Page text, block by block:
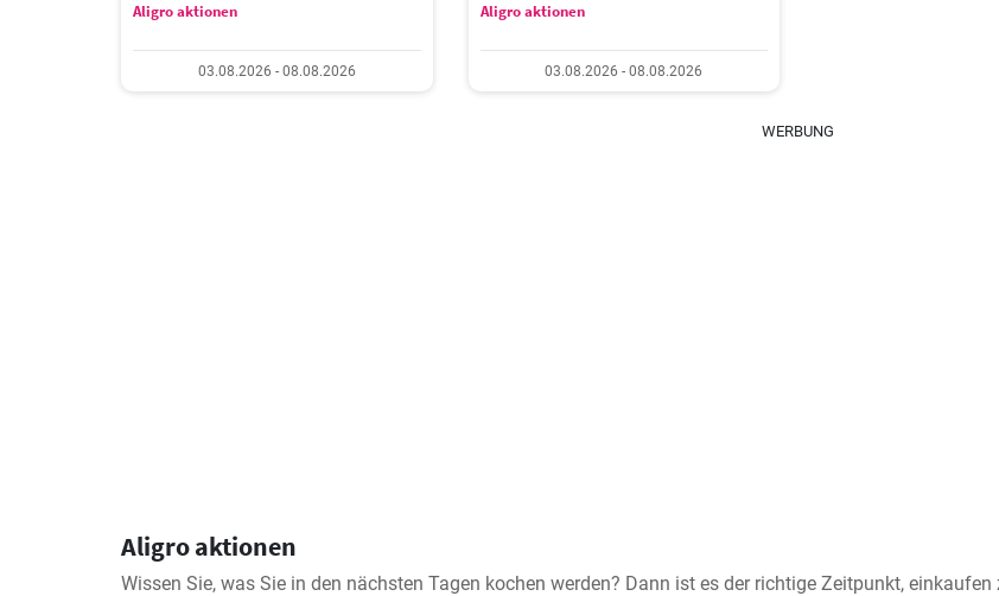
Aligro aktionen
03.08.2026 - 08.08.2026
Aligro aktionen
03.08.2026 - 08.08.2026
WERBUNG
Aligro aktionen
Wissen Sie, was Sie in den nächsten Tagen kochen werden? Dann ist es der richtige Zeitpunkt,